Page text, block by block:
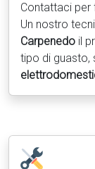
Contattaci per
Un nostro
Carpenedo il
tipo di guasto,